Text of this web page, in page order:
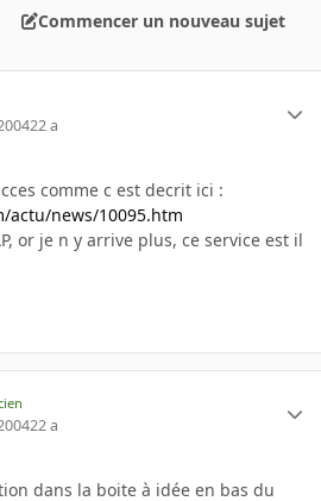
Commencer un nouveau sujet
22 a
comme c est decrit ici :
actu/news/10095.htm
or je n y arrive plus, ce service est il
22 a
dans la boite à idée en bas du